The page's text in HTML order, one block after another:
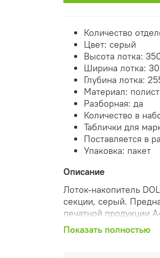
Количество
Цвет: серый
Высота лотка:
Ширина лотка:
Глубина лотка:
Материал:
Разборная: да
Количество в
Таблички для
Поставляется в
Упаковка: пакет
Описание
Лоток-накопитель
секции, серый.
печатной продукции
Сборно-разборная
255х300х350 мм.
Показать полностью